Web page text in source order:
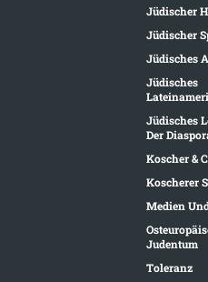
Jüdischer
Jüdischer
Jüdisches
Jüdisches
Jüdisches
Der
Koscher &
Koscherer
Medien
Judentum
Toleranz